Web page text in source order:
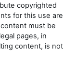
copyrighted
for this use are
must be
pages, in
content, is not